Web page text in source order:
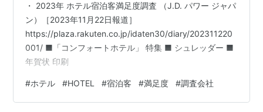
・ 2023年 ホテル宿泊客満足度調査 （J.D. パワー ジャパ
ン）［2023年11月22日報道］
https://plaza.rakuten.co.jp/idaten30/diary/202311220
001/ ■「コンフォートホテル」 特集 ■ シュレッダー ■
年賀状 印刷
#ホテル #HOTEL #宿泊客 #満足度 #調査会社